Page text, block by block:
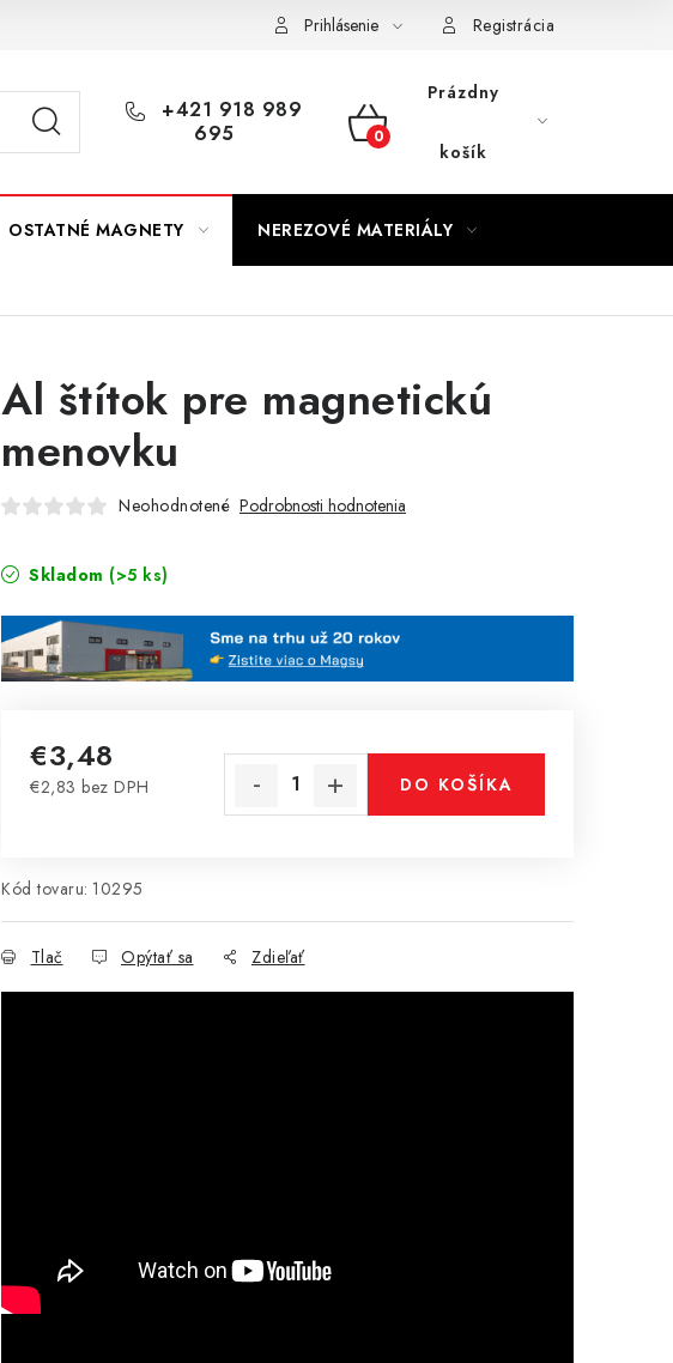
Prihlásenie Registrácia
+421 918 989
695
NÁKUPNÝ
Prázdny
košík
OSTATNÉ MAGNETY NEREZOVÉ MATERIÁLY
Al štítok pre magnetickú
menovku
Neohodnotené Podrobnosti hodnotenia
Skladom (>5 ks)
€3,48
€2,83 bez DPH DO KOŠÍKA
Kód tovaru: 10295
Tlač Opýtať sa Zdieľať